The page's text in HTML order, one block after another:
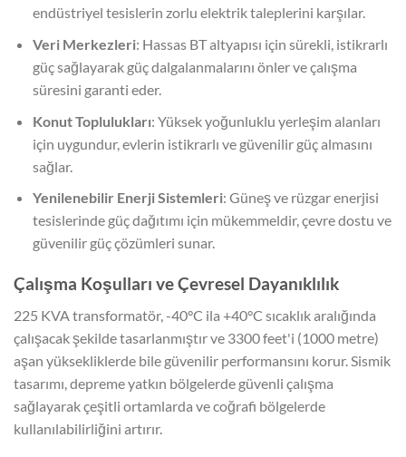
endüstriyel tesislerin zorlu elektrik taleplerini karşılar.
Veri Merkezleri: Hassas BT altyapısı için sürekli, istikrarlı
güç sağlayarak güç dalgalanmalarını önler ve çalışma
süresini garanti eder.
Konut Toplulukları: Yüksek yoğunluklu yerleşim alanları
için uygundur, evlerin istikrarlı ve güvenilir güç almasını
sağlar.
Yenilenebilir Enerji Sistemleri: Güneş ve rüzgar enerjisi
tesislerinde güç dağıtımı için mükemmeldir, çevre dostu ve
güvenilir güç çözümleri sunar.
Çalışma Koşulları ve Çevresel Dayanıklılık
225 KVA transformatör, -40°C ila +40°C sıcaklık aralığında
çalışacak şekilde tasarlanmıştır ve 3300 feet'i (1000 metre)
aşan yüksekliklerde bile güvenilir performansını korur. Sismik
tasarımı, depreme yatkın bölgelerde güvenli çalışma
sağlayarak çeşitli ortamlarda ve coğrafi bölgelerde
kullanılabilirliğini artırır.